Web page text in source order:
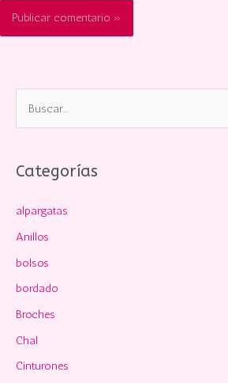
c
r
p
o
r
Categorías
alpargatas
Anillos
bolsos
bordado
Broches
Chal
Cinturones